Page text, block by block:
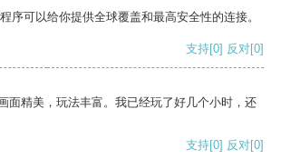
序可以给你提供全球覆盖和最高安全性的连接。
支持[0] 反对[0]
面精美，玩法丰富。我已经玩了好几个小时，还
支持[0] 反对[0]